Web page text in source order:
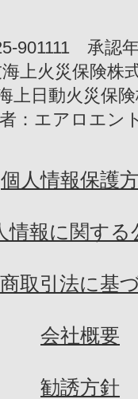
901111 承認
上火災保険株
日動火災保険
：エアロエン
個人情報保護
情報に関する
取引法に基
会社概要
勧誘方針